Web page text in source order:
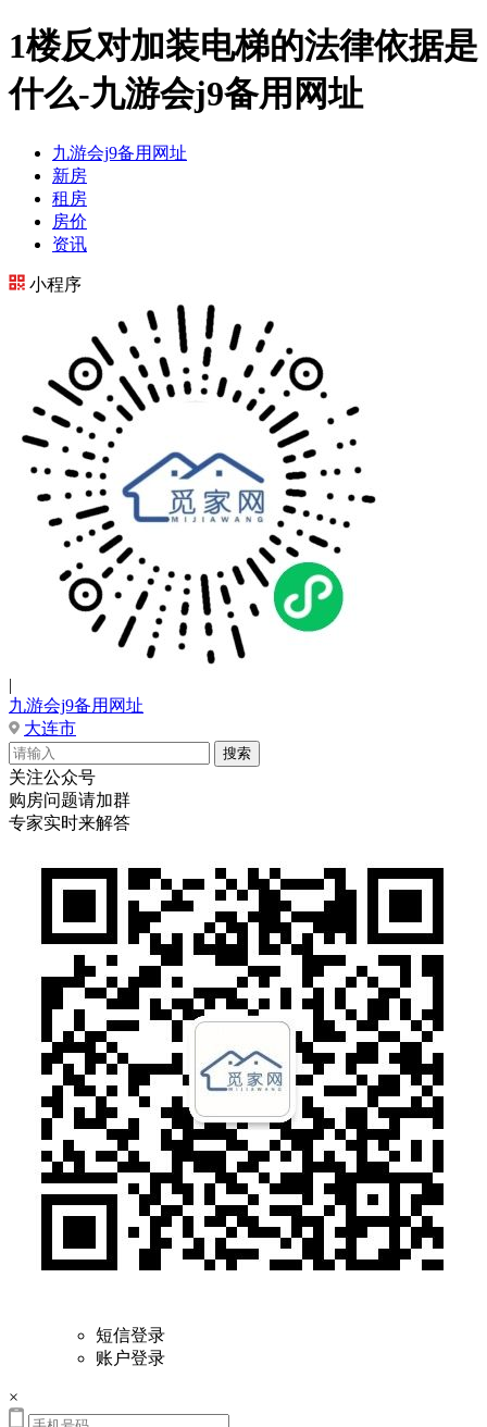
1楼反对加装电梯的法律依据是
什么-九游会j9备用网址
九游会j9备用网址
新房
租房
房价
资讯
小程序
|
九游会j9备用网址
大连市
关注公众号
购房问题请加群
专家实时来解答
短信登录
账户登录
×